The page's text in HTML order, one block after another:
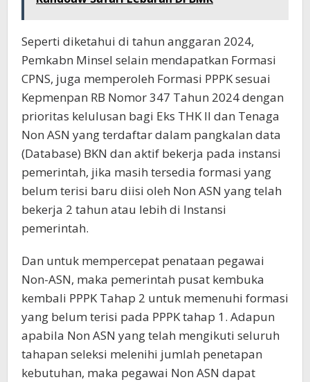
Seperti diketahui di tahun anggaran 2024,
Pemkabn Minsel selain mendapatkan Formasi
CPNS, juga memperoleh Formasi PPPK sesuai
Kepmenpan RB Nomor 347 Tahun 2024 dengan
prioritas kelulusan bagi Eks THK II dan Tenaga
Non ASN yang terdaftar dalam pangkalan data
(Database) BKN dan aktif bekerja pada instansi
pemerintah, jika masih tersedia formasi yang
belum terisi baru diisi oleh Non ASN yang telah
bekerja 2 tahun atau lebih di Instansi
pemerintah.
Dan untuk mempercepat penataan pegawai
Non-ASN, maka pemerintah pusat kembuka
kembali PPPK Tahap 2 untuk memenuhi formasi
yang belum terisi pada PPPK tahap 1. Adapun
apabila Non ASN yang telah mengikuti seluruh
tahapan seleksi melenihi jumlah penetapan
kebutuhan, maka pegawai Non ASN dapat